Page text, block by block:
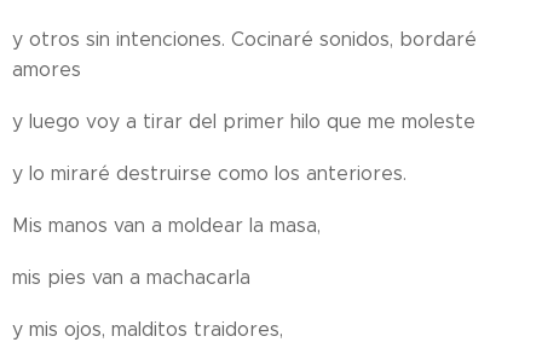
y otros sin intenciones. Cocinaré sonidos, bordaré
amores
y luego voy a tirar del primer hilo que me moleste
y lo miraré destruirse como los anteriores.
Mis manos van a moldear la masa,
mis pies van a machacarla
y mis ojos, malditos traidores,